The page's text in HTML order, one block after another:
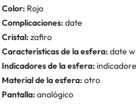
Color: Rojo
Complicaciones: date
Cristal: zafiro
Características de la esfera: date
Indicadores de la esfera:
Material de la esfera: otro
Pantalla: analógico